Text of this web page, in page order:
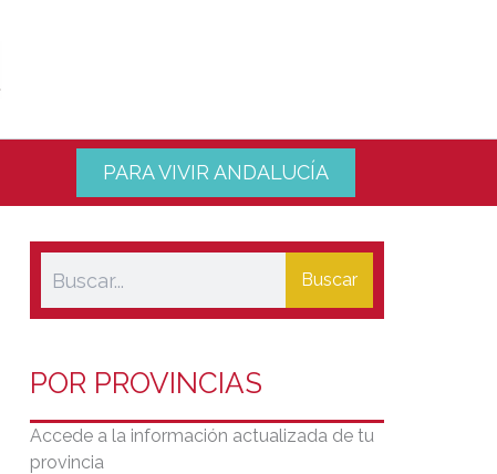
PARA VIVIR ANDALUCÍA
Buscar
POR PROVINCIAS
Accede a la información actualizada de tu
provincia